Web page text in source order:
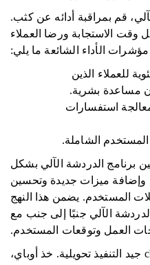
قم بمراقبة أدائه عن كثب.
وقت الاستجابة ورضا العملاء
الأداء الشائعة ما يلي:
للعملاء الذين
مساعدة بشرية.
استفسارات
الشاملة.
برنامج الدردشة الآلي بشكل
وإضافة ميزات جديدة وتحسين
المستخدم. يضمن هذا النهج
الآلي جنبًا إلى جنب مع
العمل وتوقعات المستخدم.
يمكن أن تكون فوائد تنفيذ chatbot جيد التنفيذ تحويلية. خذ أوباي،